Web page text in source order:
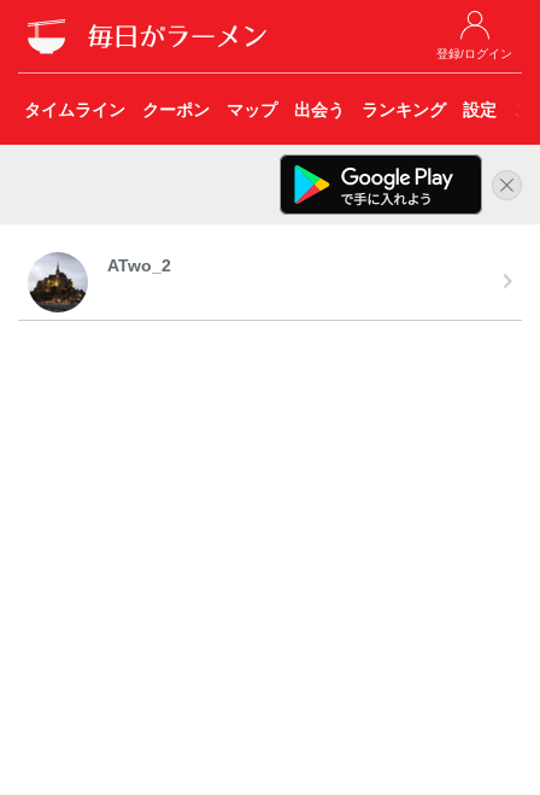
登録/ログイン
タイムライン クーポン マップ 出会う ランキング 設定 こ
ATwo_2